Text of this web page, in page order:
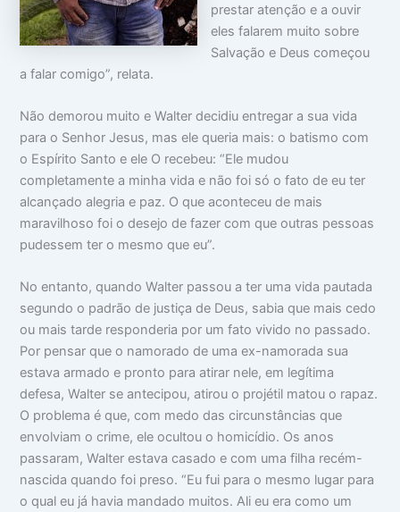
prestar atenção e a ouvir
eles falarem muito sobre
Salvação e Deus começou
a falar comigo”, relata.
Não demorou muito e Walter decidiu entregar a sua vida
para o Senhor Jesus, mas ele queria mais: o batismo com
o Espírito Santo e ele O recebeu: “Ele mudou
completamente a minha vida e não foi só o fato de eu ter
alcançado alegria e paz. O que aconteceu de mais
maravilhoso foi o desejo de fazer com que outras pessoas
pudessem ter o mesmo que eu”.
No entanto, quando Walter passou a ter uma vida pautada
segundo o padrão de justiça de Deus, sabia que mais cedo
ou mais tarde responderia por um fato vivido no passado.
Por pensar que o namorado de uma ex-namorada sua
estava armado e pronto para atirar nele, em legítima
defesa, Walter se antecipou, atirou o projétil matou o rapaz.
O problema é que, com medo das circunstâncias que
envolviam o crime, ele ocultou o homicídio. Os anos
passaram, Walter estava casado e com uma filha recém-
nascida quando foi preso. “Eu fui para o mesmo lugar para
o qual eu já havia mandado muitos. Ali eu era como um